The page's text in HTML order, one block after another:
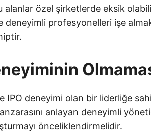
alanlar özel şirketlerde eksik
profesyonelleri işe
IPO deneyimi olan bir liderliğe
anlayan deneyimli
önceliklendirmelidir.